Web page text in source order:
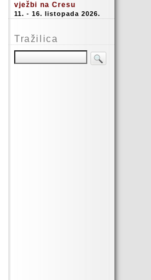
vježbi na Cresu
11. - 16. listopada 2026.
Tražilica